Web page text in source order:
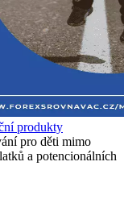
produkty
pro děti mimo
a potencionálních